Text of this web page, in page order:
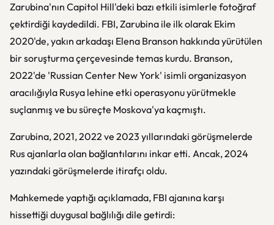
Zarubina'nın Capitol Hill'deki bazı etkili isimlerle fotoğraf
çektirdiği kaydedildi. FBI, Zarubina ile ilk olarak Ekim
2020'de, yakın arkadaşı Elena Branson hakkında yürütülen
bir soruşturma çerçevesinde temas kurdu. Branson,
2022'de 'Russian Center New York' isimli organizasyon
aracılığıyla Rusya lehine etki operasyonu yürütmekle
suçlanmış ve bu süreçte Moskova'ya kaçmıştı.
Zarubina, 2021, 2022 ve 2023 yıllarındaki görüşmelerde
Rus ajanlarla olan bağlantılarını inkar etti. Ancak, 2024
yazındaki görüşmelerde itirafçı oldu.
Mahkemede yaptığı açıklamada, FBI ajanına karşı
hissettiği duygusal bağlılığı dile getirdi: